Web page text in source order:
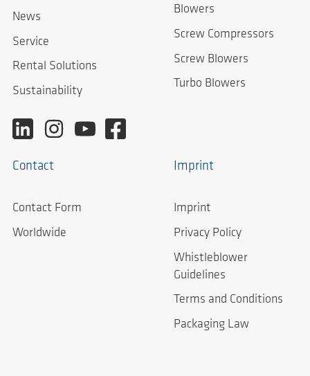
News
Service
Rental Solutions
Sustainability
Blowers
Screw Compressors
Screw Blowers
Turbo Blowers
Contact
Contact Form
Worldwide
Imprint
Imprint
Privacy Policy
Whistleblower
Guidelines
Terms and Conditions
Packaging Law